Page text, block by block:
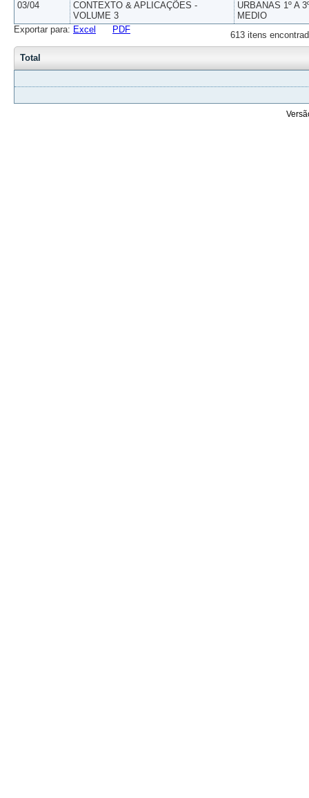
03/04
CONTEXTO & APLICAÇÕES -
VOLUME 3
URBANAS 1º A
MEDIO
613 itens
Exportar para: Excel PDF
Total